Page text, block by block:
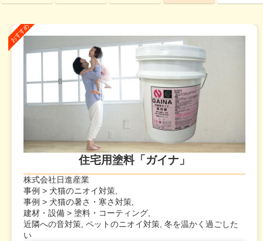
住宅用塗料「ガイナ」
株式会社日進産業
事例 > 犬猫のニオイ対策,
事例 > 犬猫の暑さ・寒さ対策,
建材・設備 > 塗料・コーティング,
近隣への音対策, ペットのニオイ対策, 冬を温かく過ごした
い